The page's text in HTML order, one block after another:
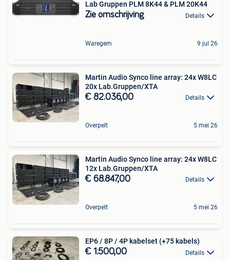
Lab Gruppen PLM 8K44 & PLM 20K44
Zie omschrijving Details
Waregem 9 jul 26
Martin Audio Synco line array: 24x W8LC
20x Lab.Gruppen/XTA
€ 82.036,00 Details
Overpelt 5 mei 26
Martin Audio Synco line array: 24x W8LC
12x Lab.Gruppen/XTA
€ 68.847,00 Details
Overpelt 5 mei 26
EP6 / 8P / 4P kabelset (+75 kabels)
€ 1.500,00 Details